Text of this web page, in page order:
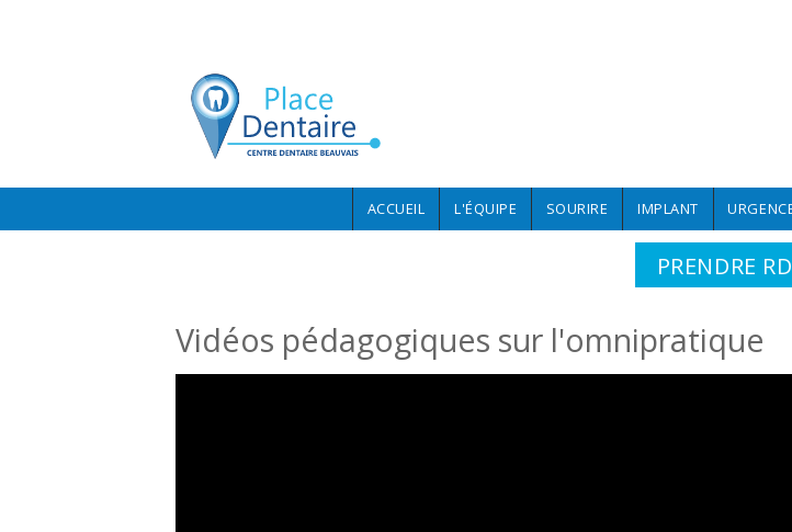
ACCUEIL L'ÉQUIPE SOURIRE IMPLANT
PRENDRE
Vidéos pédagogiques sur l'omnipratique